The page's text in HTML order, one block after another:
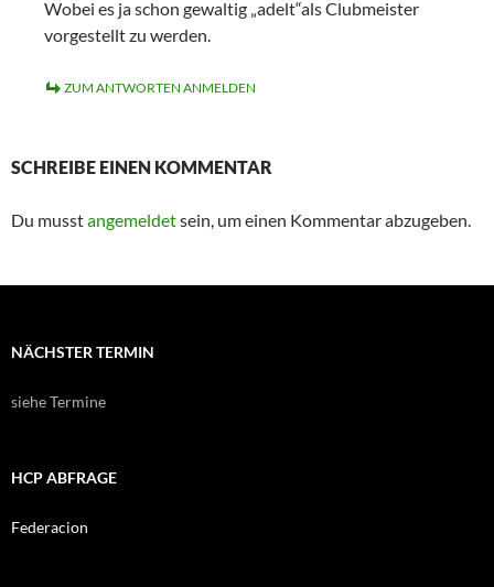
Wobei es ja schon gewaltig „adelt“als Clubmeister
vorgestellt zu werden.
ZUM ANTWORTEN ANMELDEN
SCHREIBE EINEN KOMMENTAR
Du musstangemeldetsein, um einen Kommentar abzugeben.
NÄCHSTER TERMIN
siehe Termine
HCP ABFRAGE
Federacion